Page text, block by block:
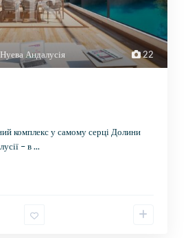
22
Нуева Андалусія
комплекс у самому серці Долини
– в...